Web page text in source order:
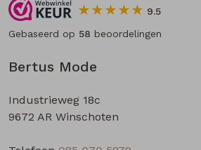
Bertus Mode
Industrieweg 18c
9672 AR Winschoten
9.5
Gebaseerd op 58 beoordelingen